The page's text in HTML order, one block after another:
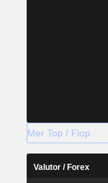
Mer Top / Flop
Valutor / Forex